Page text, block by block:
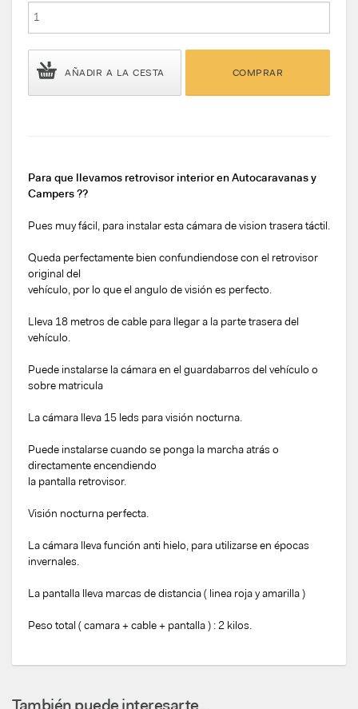
AÑADIR A LA CESTA COMPRAR
Para que llevamos retrovisor interior en Autocaravanas y
Campers ??
Pues muy fácil, para instalar esta cámara de vision trasera táctil.
Queda perfectamente bien confundiendose con el retrovisor
original del
vehículo, por lo que el angulo de visión es perfecto.
Lleva 18 metros de cable para llegar a la parte trasera del
vehículo.
Puede instalarse la cámara en el guardabarros del vehículo o
sobre matricula
La cámara lleva 15 leds para visión nocturna.
Puede instalarse cuando se ponga la marcha atrás o
directamente encendiendo
la pantalla retrovisor.
Visión nocturna perfecta.
La cámara lleva función anti hielo, para utilizarse en épocas
invernales.
La pantalla lleva marcas de distancia ( linea roja y amarilla )
Peso total ( camara + cable + pantalla ) : 2 kilos.
También puede interesarte...